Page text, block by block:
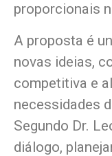
proporcionais
A proposta é
novas ideias,
competitiva e
necessidades
Segundo Dr.
diálogo,